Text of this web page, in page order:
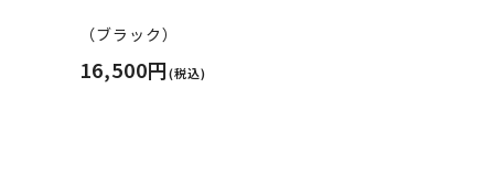
（ブラック）
16,500円(税込)